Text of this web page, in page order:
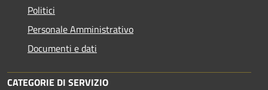
Politici
Personale Amministrativo
Documenti e dati
CATEGORIE DI SERVIZIO